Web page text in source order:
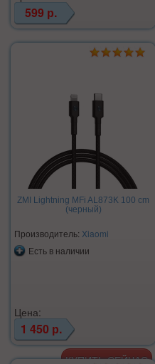
599 р.
ZMI Lightning MFi AL873K 100 cm
(черный)
Производитель: Xiaomi
Есть в наличии
Цена:
1 450 р.